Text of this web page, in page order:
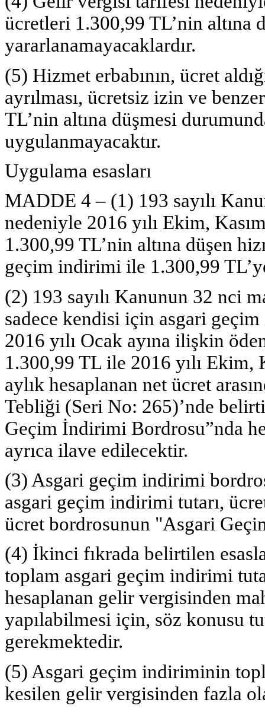
ücretleri 1.300,99 TL’nin altına
yararlanamayacaklardır.
(5) Hizmet erbabının, ücret
ayrılması, ücretsiz izin ve
TL’nin altına düşmesi
uygulanmayacaktır.
Uygulama esasları
MADDE 4 – (1) 193 sayılı
nedeniyle 2016 yılı Ekim,
1.300,99 TL’nin altına düşen
geçim indirimi ile 1.300,99
(2) 193 sayılı Kanunun 32 nci
sadece kendisi için asgari
2016 yılı Ocak ayına ilişkin
1.300,99 TL ile 2016 yılı Ekim,
aylık hesaplanan net ücret
Tebliği (Seri No: 265)’nde
Geçim İndirimi Bordrosu”nda
ayrıca ilave edilecektir.
(3) Asgari geçim indirimi
asgari geçim indirimi tutarı,
ücret bordrosunun "Asgari
(4) İkinci fıkrada belirtilen
toplam asgari geçim indirimi
hesaplanan gelir vergisinden
yapılabilmesi için, söz konusu
gerekmektedir.
(5) Asgari geçim indiriminin
kesilen gelir vergisinden fazla